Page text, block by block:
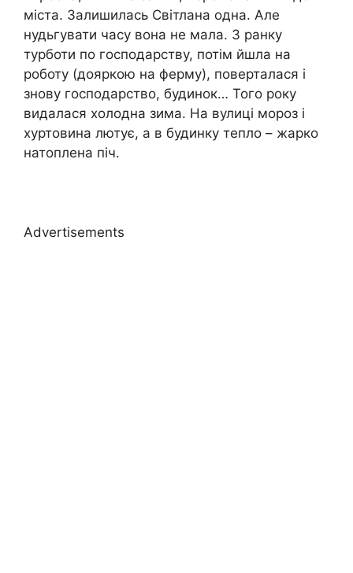
міста. Залишилась Світлана одна. Але
нудьгувати часу вона не мала. З ранку
турботи по господарству, потім йшла на
роботу (дояркою на ферму), поверталася і
знову господарство, будинок… Того року
видалася холодна зима. На вулиці мороз і
хуртовина лютує, а в будинку тепло – жарко
натоплена піч.
Advertisements